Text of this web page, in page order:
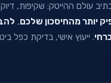
עולם ההייטק: שקיפות,
יותר מהחיסכון שלכם,
. ייעוץ אישי, בדיקת כפל